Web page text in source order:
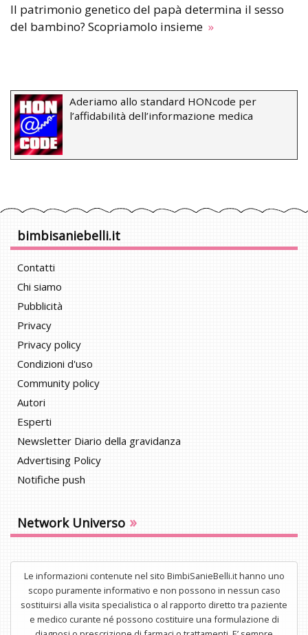
Il patrimonio genetico del papà determina il sesso
del bambino? Scopriamolo insieme »
Aderiamo allo standard HONcode per
l’affidabilità dell’informazione medica
bimbisaniebelli.it
Contatti
Chi siamo
Pubblicità
Privacy
Privacy policy
Condizioni d'uso
Community policy
Autori
Esperti
Newsletter Diario della gravidanza
Advertising Policy
Notifiche push
Network Universo »
Le informazioni contenute nel sito BimbiSanieBelli.it hanno uno
scopo puramente informativo e non possono in nessun caso
sostituirsi alla visita specialistica o al rapporto diretto tra paziente
e medico curante né possono costituire una formulazione di